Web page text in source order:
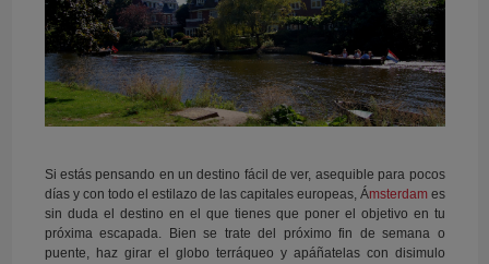
Si estás pensando en un destino fácil de ver, asequible para pocos
días y con todo el estilazo de las capitales europeas, Ámsterdames
sin duda el destino en el que tienes que poner el objetivo en tu
próxima escapada. Bien se trate del próximo fin de semana o
puente, haz girar el globo terráqueo y apáñatelas con disimulo